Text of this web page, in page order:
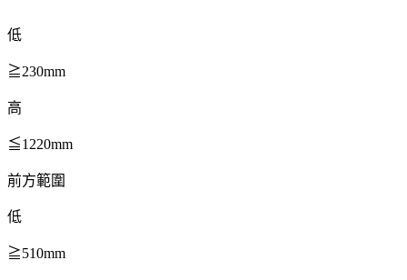
低
≧230mm
高
≦1220mm
前方範圍
低
≧510mm